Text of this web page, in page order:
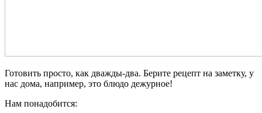
Готовить просто, как дважды-два. Берите рецепт на заметку, у
нас дома, например, это блюдо дежурное!
Нам понадобится: